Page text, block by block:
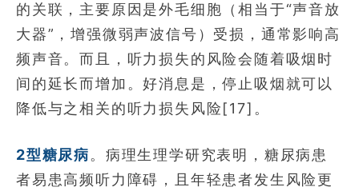
的关联，主要原因是外毛细胞（相当于“声音放
大器”，增强微弱声波信号）受损，通常影响高
频声音。而且，听力损失的风险会随着吸烟时
间的延长而增加。好消息是，停止吸烟就可以
降低与之相关的听力损失风险[17]。
2型糖尿病。病理生理学研究表明，糖尿病患
者易患高频听力障碍，且年轻患者发生风险更